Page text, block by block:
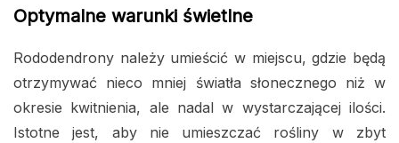
Optymalne warunki świetlne
Rododendrony należy umieścić w miejscu, gdzie będą
otrzymywać nieco mniej światła słonecznego niż w
okresie kwitnienia, ale nadal w wystarczającej ilości.
Istotne jest, aby nie umieszczać rośliny w zbyt